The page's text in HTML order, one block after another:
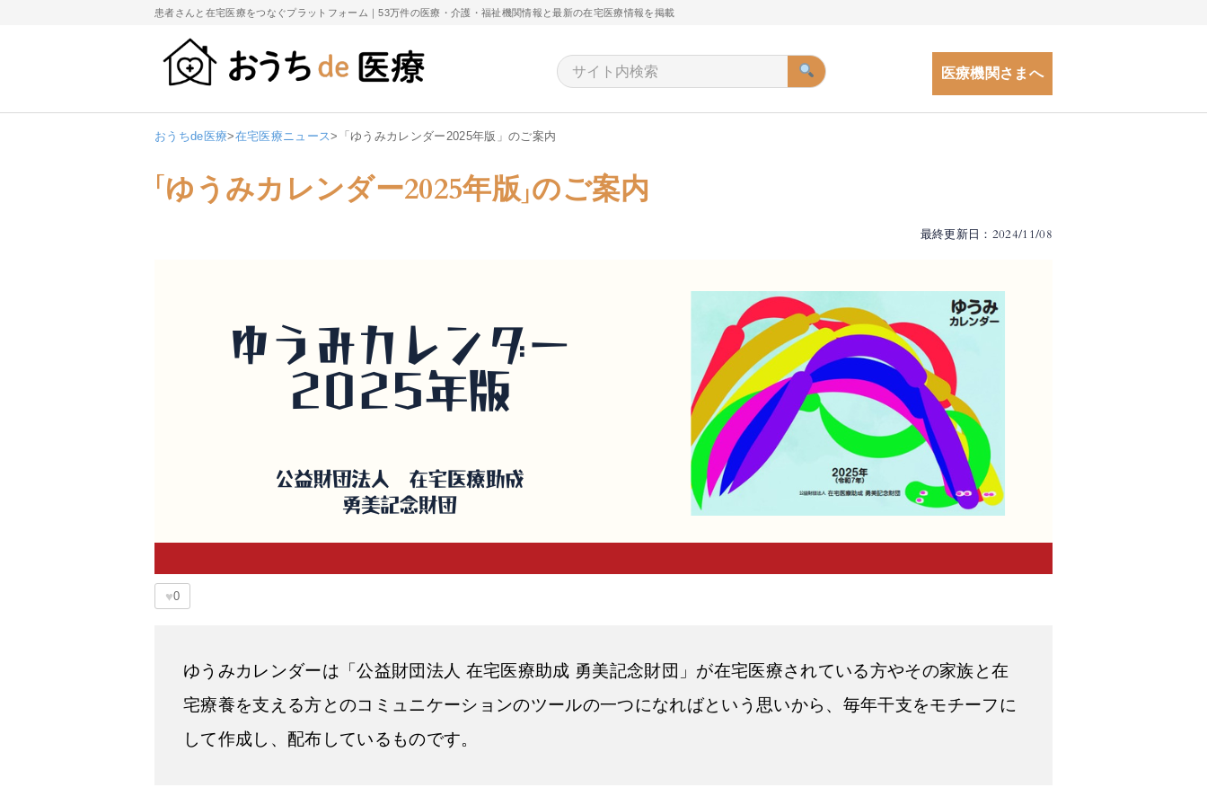
患者さんと在宅医療をつなぐプラットフォーム｜53万件の医療・介護・福祉機関情報と最新の在宅医療情報を掲載
医療機関さまへ
おうちde医療>在宅医療ニュース> 「ゆうみカレンダー2025年版」のご案内
「ゆうみカレンダー2025年版」のご案内
最終更新日：2024/11/08
♥0
ゆうみカレンダーは「公益財団法人 在宅医療助成 勇美記念財団」が在宅医療されている方やその家族と在
宅療養を支える方とのコミュニケーションのツールの一つになればという思いから、毎年干支をモチーフに
して作成し、配布しているものです。